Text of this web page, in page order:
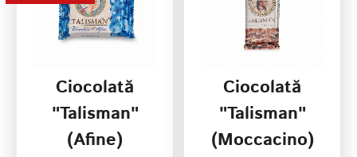
Ciocolată
"Talisman"
(Afine)
Ciocolată
"Talisman"
(Moccacino)